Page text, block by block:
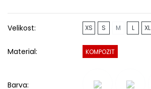
Velikost: XS S M L XL
Material: KOMPOZIT
Barva: